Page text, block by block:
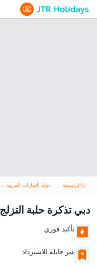
الرئيسية دولة الإمارات العربية المتحدة
دبي تذكرة حلبة التزلج
تأكيد فوري
غير قابلة للاسترداد